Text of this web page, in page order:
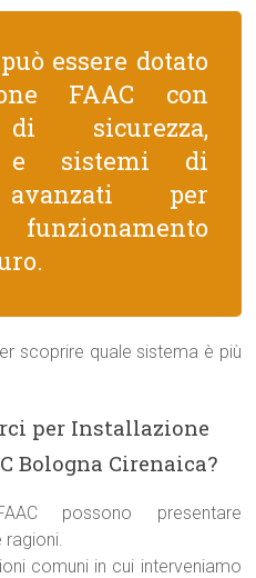
essere dotato
FAAC con
sicurezza,
e sistemi di
per
scoprire quale sistema è più
per Installazione
Bologna Cirenaica?
possono presentare
ragioni.
comuni in cui interveniamo